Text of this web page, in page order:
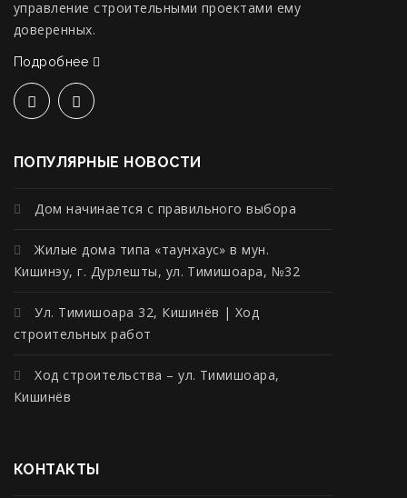
управление строительными проектами ему
доверенных.
Подробнее
ПОПУЛЯРНЫЕ НОВОСТИ
Дом начинается с правильного выбора
Жилые дома типа «таунхаус» в мун.
Кишинэу, г. Дурлешты, ул. Тимишоара, №32
Ул. Тимишоара 32, Кишинёв | Ход
строительных работ
Ход строительства – ул. Тимишоара,
Кишинёв
КОНТАКТЫ